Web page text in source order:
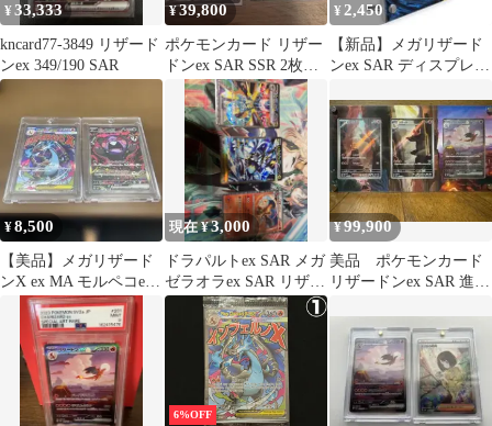
¥33,333
kncard77-3849 リザード
ンex 349/190 SAR
¥39,800
ポケモンカード リザー
ドンex SAR SSR 2枚セ
ット
¥ 2,450
【新品】メガリザード
ンex SAR ディスプレイ
¥8,500
【美品】メガリザード
ンX ex MA モルペコex
SAR
現在 ¥3,000
ドラパルトex SAR メガ
ゼラオラex SAR リザー
ドン 3枚セット
¥99,900
美品 ポケモンカード
リザードンex SAR 進化
6%OFF